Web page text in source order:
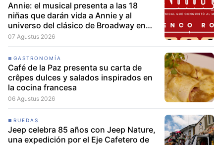
Annie: el musical presenta a las 18
niñas que darán vida a Annie y al
universo del clásico de Broadway en
Lima
07 Agustus 2026
GASTRONOMÍA
Café de la Paz presenta su carta de
crêpes dulces y salados inspirados en
la cocina francesa
06 Agustus 2026
RUEDAS
Jeep celebra 85 años con Jeep Nature,
una expedición por el Eje Cafetero de